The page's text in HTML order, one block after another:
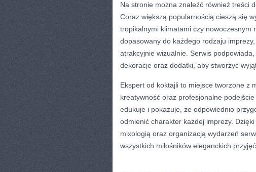
Na stronie można znaleźć również treści
Coraz większą popularnością cieszą się
tropikalnymi klimatami czy
dopasowany do każdego rodzaju
atrakcyjnie wizualnie. Serwis
dekoracje oraz dodatki, aby stworzyć
Ekspert od koktajli to miejsce tworzone z
kreatywność oraz profesjonalne
edukuje i pokazuje, że odpowiednio
odmienić charakter każdej imprezy.
mixologią oraz organizacją wydarzeń
wszystkich miłośników eleganckich